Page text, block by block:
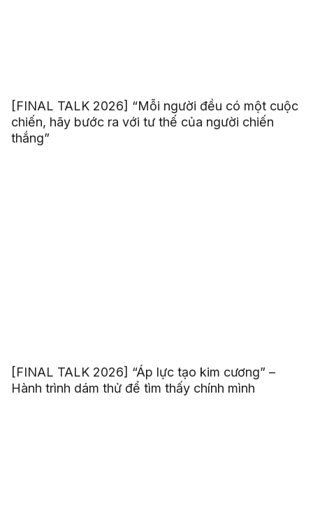
[FINAL TALK 2026] “Mỗi người đều có một cuộc
chiến, hãy bước ra với tư thế của người chiến
thắng”
[FINAL TALK 2026] “Áp lực tạo kim cương” –
Hành trình dám thử để tìm thấy chính mình